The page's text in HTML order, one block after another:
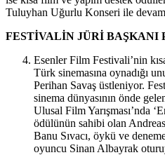
Tuluyhan Uğurlu Konseri ile
FESTİVALİN JÜRİ BAŞKANI
Esenler Film Festivali’nin
Türk sinemasına oynadığı
Perihan Savaş üstleniyor.
sinema dünyasının önde
Ulusal Film Yarışması’nda
ödülünün sahibi olan
Banu Sıvacı, öykü ve
oyuncu Sinan Albayrak